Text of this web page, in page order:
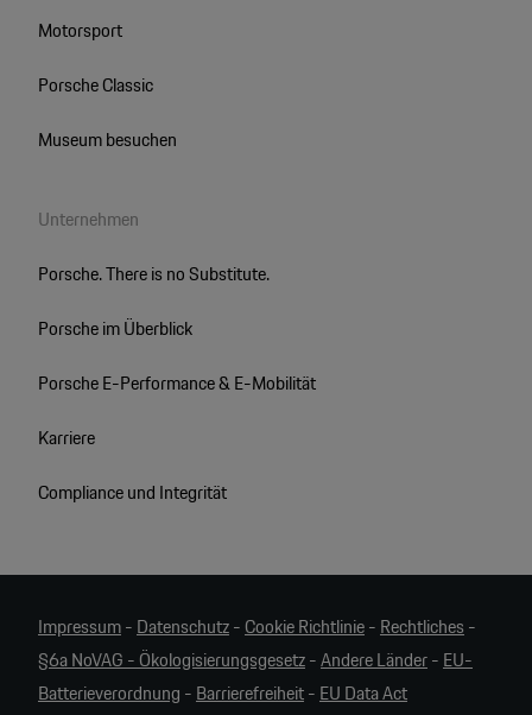
Motorsport
Porsche Classic
Museum besuchen
Unternehmen
Porsche. There is no Substitute.
Porsche im Überblick
Porsche E-Performance & E-Mobilität
Karriere
Compliance und Integrität
Impressum- Datenschutz- Cookie Richtlinie- Rechtliches -
§6a NoVAG - Ökologisierungsgesetz-Andere Länder- EU-
Batterieverordnung - Barrierefreiheit- EU Data Act